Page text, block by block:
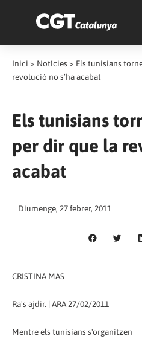
Inici > Notícies > Els tunisians
revolució no s’ha acabat
Els tunisians
per dir que la
acabat
Diumenge, 27 febrer, 2011
CRISTINA MAS
Ra's ajdir. | ARA 27/02/2011
Mentre els tunisians s'organitzen